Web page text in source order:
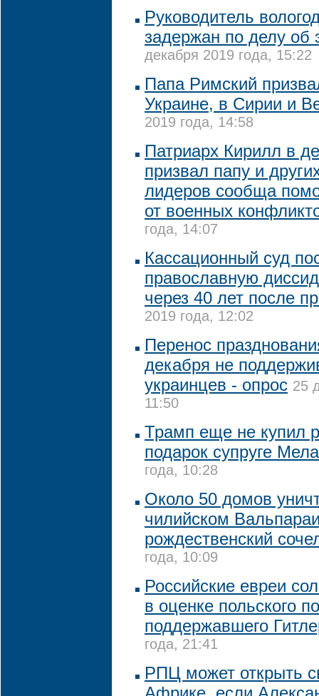
Руководитель
задержан по делу об
декабря 2019 года, 15:22
Папа Римский
Украине, в Сирии и
2019 года, 14:58
Патриарх Кирилл в
призвал папу и
лидеров сообща
от военных
года, 14:07
Кассационный суд
православную
через 40 лет после
2019 года, 12:02
Перенос
декабря не
украинцев - опрос 25
11:50
Трамп еще не купил
подарок супруге
года, 10:28
Около 50 домов
чилийском
рождественский
года, 10:09
Российские евреи
в оценке польского
поддержавшего
года, 21:41
РПЦ может открыть